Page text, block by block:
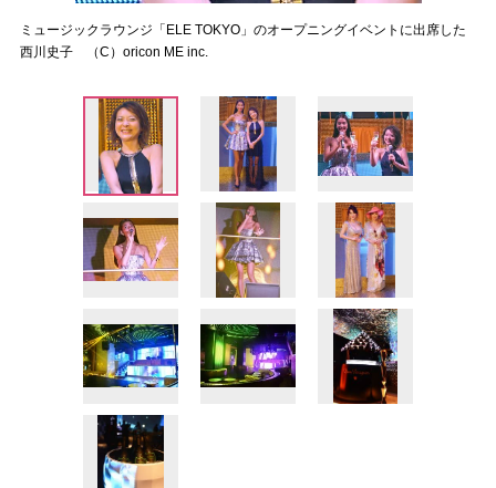
ミュージックラウンジ「ELE TOKYO」のオープニングイベントに出席した
西川史子 （C）oricon ME inc.